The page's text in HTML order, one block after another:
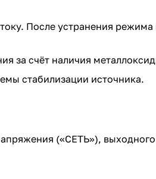
После устранения
за счёт наличия
стабилизации источника.
(«СЕТЬ»),